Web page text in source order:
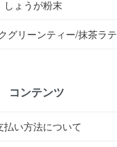
しょうが粉末
グリーンティー/抹茶ラテ
コンテンツ
払い方法について